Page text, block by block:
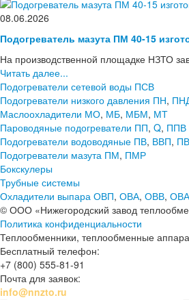
08.06.2026
Подогреватель мазута ПМ 40-15
На производственной площадке НЗТО
Читать далее...
Подогреватели сетевой воды ПСВ
Подогреватели низкого давления ПН,
Маслоохладители МО, МБ, МБМ, МТ
Пароводяные подогреватели ПП, Q, ППВ
Подогреватели водоводяные ПВ, ВВП,
Подогреватели мазута ПМ, ПМР
Бокскулеры
Трубные системы
Охладители выпара ОВП, ОВА, ОВВ,
© ООО «Нижегородский завод
Политика конфиденциальности
Теплообменники, теплообменные
Бесплатный телефон:
+7 (800) 555-81-91
Почта для заявок:
info@nnzto.ru